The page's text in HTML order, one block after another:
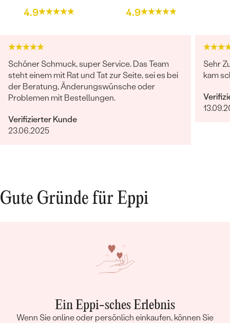
HERKUNFT:
Natürlich
ANZAHL:
20
KARATGEWICHT:
0.1 ct
ABMESSUNGEN:
REINHEIT:
4.9 4.9
Schöner Schmuck, super Service. Das Team
steht einem mit Rat und Tat zur Seite, sei es bei
der Beratung, Änderungswünsche oder
Problemen mit Bestellungen.
Verifizierter Kunde
23.06.2025
Sehr
kam
Gute Gründe für Eppi
Ein Eppi-sches Erlebnis
Wenn Sie online oder persönlich einkaufen, können Sie